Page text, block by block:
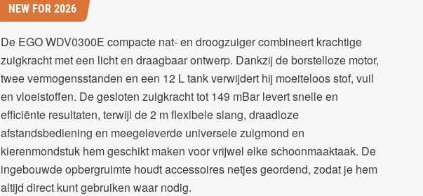
NEW FOR 2026
De EGO WDV0300E compacte nat- en droogzuiger combineert krachtige
zuigkracht met een licht en draagbaar ontwerp. Dankzij de borstelloze motor,
twee vermogensstanden en een 12 L tank verwijdert hij moeiteloos stof, vuil
en vloeistoffen. De gesloten zuigkracht tot 149 mBar levert snelle en
efficiënte resultaten, terwijl de 2 m flexibele slang, draadloze
afstandsbediening en meegeleverde universele zuigmond en
kierenmondstuk hem geschikt maken voor vrijwel elke schoonmaaktaak. De
ingebouwde opbergruimte houdt accessoires netjes geordend, zodat je hem
altijd direct kunt gebruiken waar nodig.